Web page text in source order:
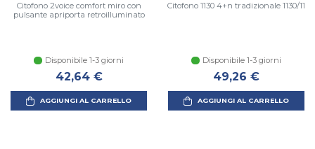
Citofono 2voice comfort miro con
pulsante apriporta retroilluminato
Disponibile 1-3 giorni
42,64 €
AGGIUNGI AL CARRELLO
Citofono 1130 4+n tradizionale 1130/11
Disponibile 1-3 giorni
49,26 €
AGGIUNGI AL CARRELLO